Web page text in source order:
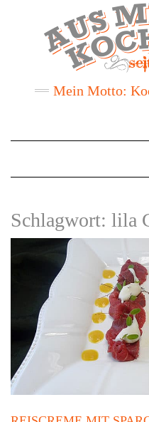
Mein Motto:
Schlagwort: lila